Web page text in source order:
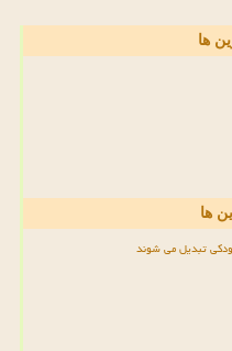
ها
ها
تبدیل می شوند